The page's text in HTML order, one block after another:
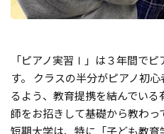
「ピアノ実習Ⅰ」は３年間で
す。 クラスの半分がピアノ初
るよう、教育提携を結んでい
師をお招きして基礎から教わ
短期大学は、特に「子ども教